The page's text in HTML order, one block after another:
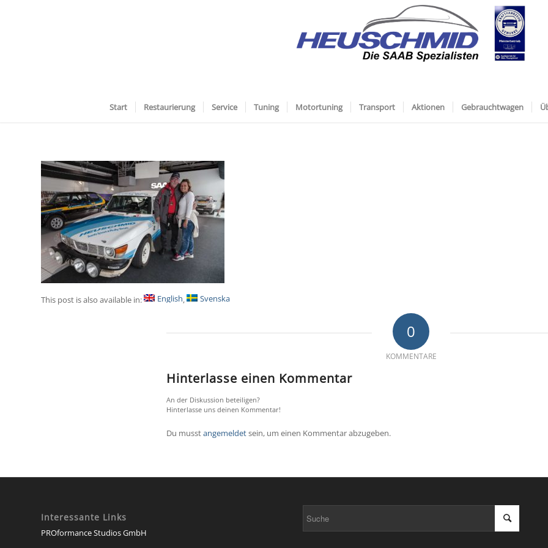
Start Restaurierung Service Tuning Motortuning Transport Aktionen Gebrauchtwagen
This post is also available in: English Svenska
0
KOMMENTARE
Hinterlasse einen Kommentar
An der Diskussion beteiligen?
Hinterlasse uns deinen Kommentar!
Du musstangemeldetsein, um einen Kommentar abzugeben.
Interessante Links
PROformance Studios GmbH